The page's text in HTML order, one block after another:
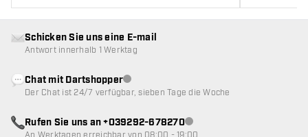
Schicken Sie uns eine E-mail
Antwort innerhalb 1 Werktag
Chat mit DartshopperKundenservice nicht verfügbar
Der Chat ist 24/7 verfügbar, sieben Tage die Woche
Rufen Sie uns an +039292-678270Kundenservice nicht
An Werktagen erreichbar von 08:00 - 19:00